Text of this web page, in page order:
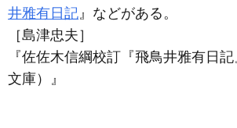
井雅有日記』などがある。
［島津忠夫］
『佐佐木信綱校訂『飛鳥井雅有日
文庫）』